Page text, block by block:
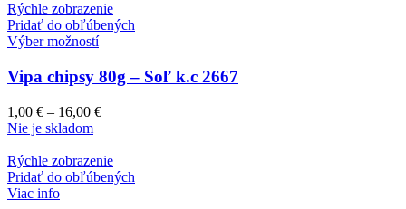
Rýchle zobrazenie
Pridať do obľúbených
Výber možností
Vipa chipsy 80g – Soľ k.c 2667
1,00 € – 16,00 €
Nie je skladom
Rýchle zobrazenie
Pridať do obľúbených
Viac info